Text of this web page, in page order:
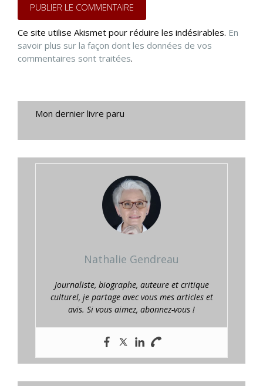
Ce site utilise Akismet pour réduire les indésirables. En
savoir plus sur la façon dont les données de vos
commentaires sont traitées.
Mon dernier livre paru
Nathalie Gendreau
Journaliste, biographe, auteure et critique
culturel, je partage avec vous mes articles et
avis. Si vous aimez, abonnez-vous !